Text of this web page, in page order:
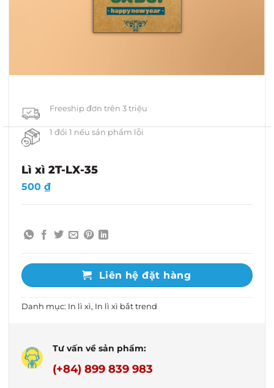
Freeship đơn trên 3 triệu
1 đổi 1 nếu sản phẩm lỗi
Lì xì 2T-LX-35
500 ₫
Liên hệ đặt hàng
Danh mục: In lì xì, In lì xì bắt trend
Tư vấn về sản phẩm:
(+84) 899 839 983